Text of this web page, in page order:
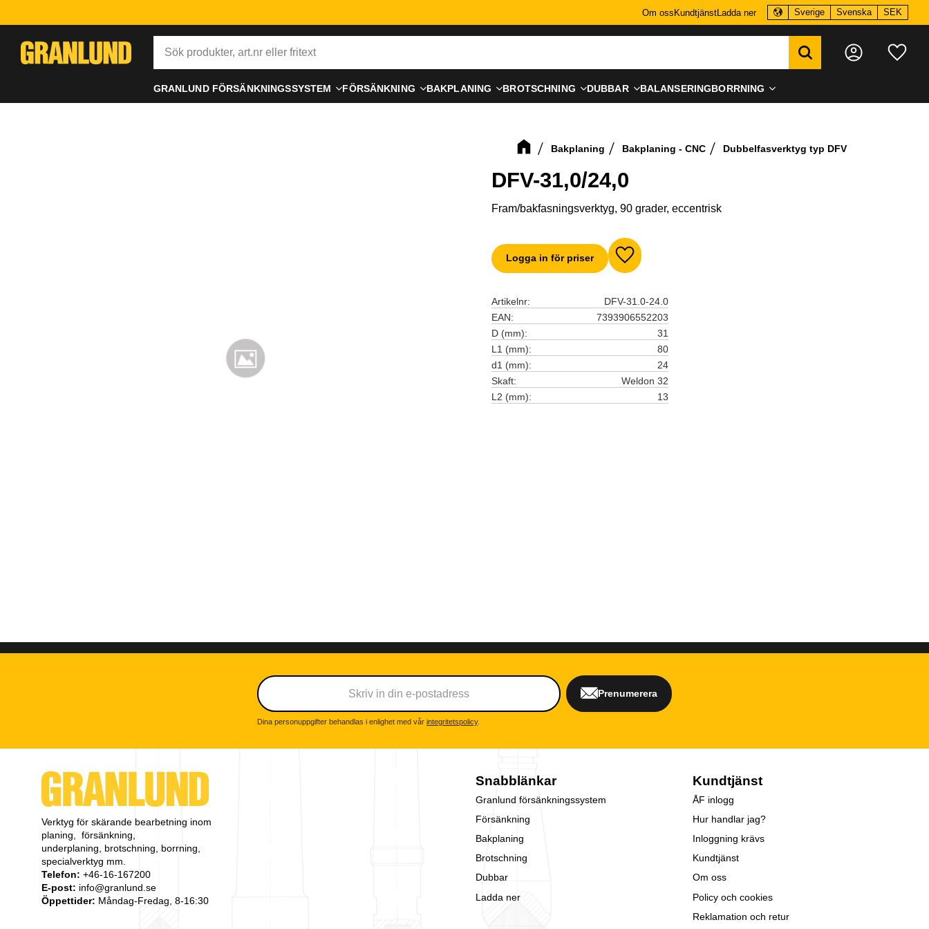
Om oss KundtjänstLadda ner Sverige Svenska SEK
GRANLUND FÖRSÄNKNINGSSYSTEM FÖRSÄNKNING BAKPLANING BROTSCHNING DUBBAR BALANSERINGBORRNING
Bakplaning Bakplaning - CNC Dubbelfasverktyg typ DFV
DFV-31,0/24,0
Fram/bakfasningsverktyg, 90 grader, eccentrisk
Logga in för priser Lägg till i favoriter
Artikelnr
DFV-31.0-24.0
EAN
7393906552203
D (mm)
31
L1 (mm)
80
d1 (mm)
24
Skaft
Weldon 32
L2 (mm)
13
Prenumerera
Dina personuppgifter behandlas i enlighet med vår integritetspolicy.
Verktyg för skärande bearbetning inom
planing, försänkning,
underplaning, brotschning, borrning,
specialverktyg mm.
Telefon: +46-16-167200
E-post: info@granlund.se
Öppettider: Måndag-Fredag, 8-16:30
Snabblänkar
Granlund försänkningssystem
Försänkning
Bakplaning
Brotschning
Dubbar
Ladda ner
Kundtjänst
ÅF inlogg
Hur handlar jag?
Inloggning krävs
Kundtjänst
Om oss
Policy och cookies
Reklamation och retur